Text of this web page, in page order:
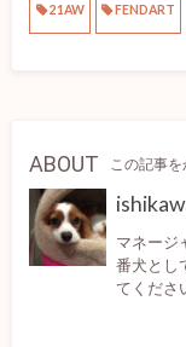
21AW FENDART
ABOUT この記事を
マネージ
番犬とし
てくださ